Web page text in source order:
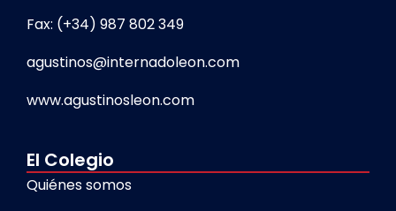
Fax: (+34) 987 802 349
agustinos@internadoleon.com
www.agustinosleon.com
El Colegio
Quiénes somos